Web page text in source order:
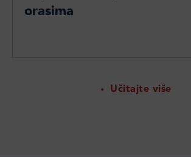
orasima
Učitajte više